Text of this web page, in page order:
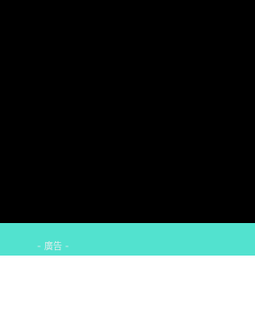
- 廣告 -